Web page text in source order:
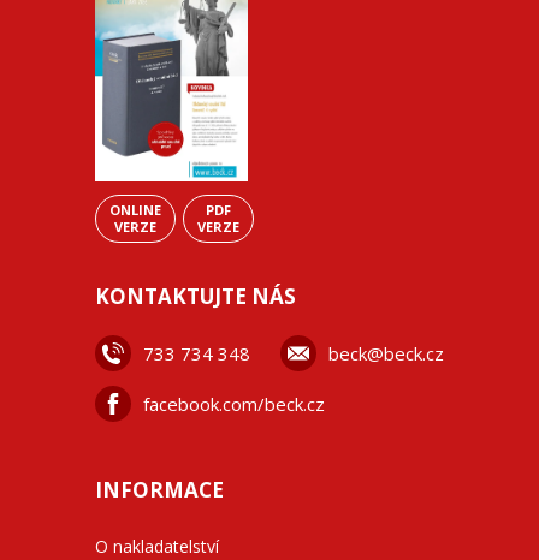
ONLINE
VERZE
PDF
VERZE
KONTAKTUJTE NÁS
733 734 348 beck@beck.cz
facebook.com/beck.cz
INFORMACE
O nakladatelství